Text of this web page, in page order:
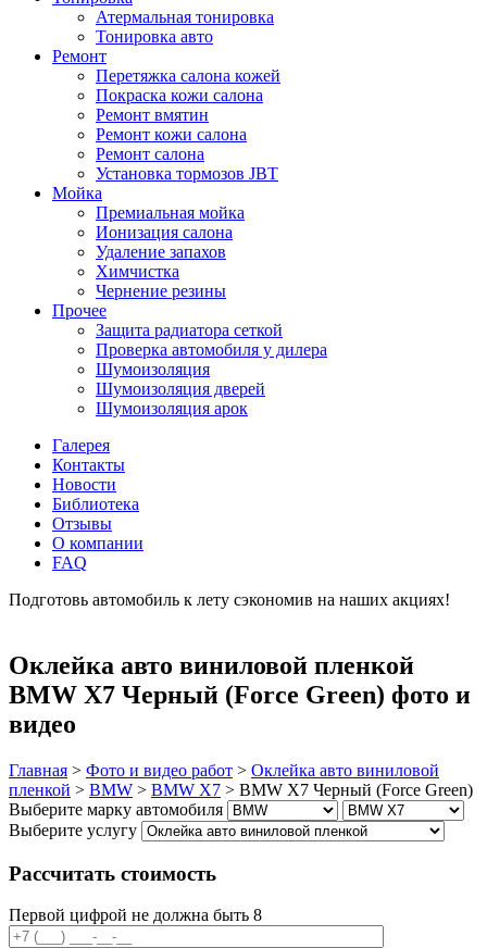
Атермальная тонировка
Тонировка авто
Ремонт
Перетяжка салона кожей
Покраска кожи салона
Ремонт вмятин
Ремонт кожи салона
Ремонт салона
Установка тормозов JBT
Мойка
Премиальная мойка
Ионизация салона
Удаление запахов
Химчистка
Чернение резины
Прочее
Защита радиатора сеткой
Проверка автомобиля у дилера
Шумоизоляция
Шумоизоляция дверей
Шумоизоляция арок
Галерея
Контакты
Новости
Библиотека
Отзывы
О компании
FAQ
Подготовь автомобиль к лету сэкономив на наших акциях!
Оклейка авто виниловой пленкой
BMW X7 Черный (Force Green) фото и
видео
Главная > Фото и видео работ > Оклейка авто виниловой
пленкой > BMW > BMW X7 > BMW X7 Черный (Force Green)
Выберите марку автомобиля
Выберите услугу
Рассчитать стоимость
Первой цифрой не должна быть 8